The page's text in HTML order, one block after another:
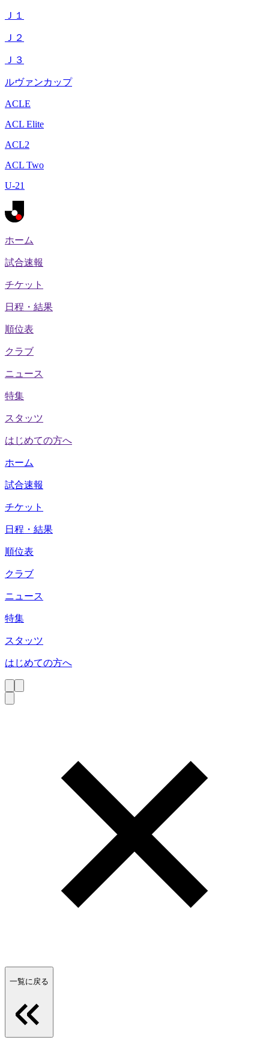
Ｊ１
Ｊ２
Ｊ３
ルヴァンカップ
ACLE
ACL Elite
ACL2
ACL Two
U-21
ホーム
試合速報
チケット
日程・結果
順位表
クラブ
ニュース
特集
スタッツ
はじめての方へ
ホーム
試合速報
チケット
日程・結果
順位表
クラブ
ニュース
特集
スタッツ
はじめての方へ
一覧に戻る